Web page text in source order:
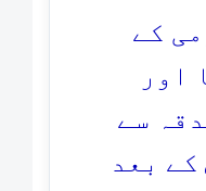
کے
اور
سے
کے بعد